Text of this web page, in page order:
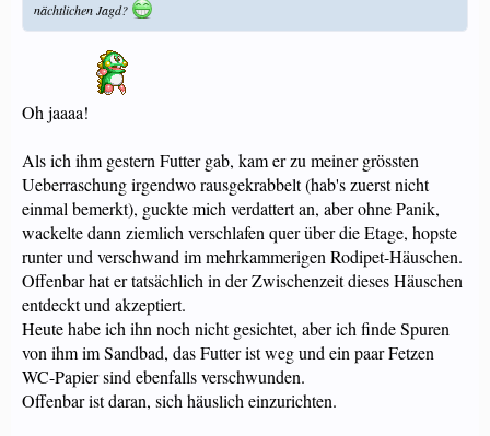
nächtlichen Jagd?
Oh jaaaa!
Als ich ihm gestern Futter gab, kam er zu meiner grössten
Ueberraschung irgendwo rausgekrabbelt (hab's zuerst nicht
einmal bemerkt), guckte mich verdattert an, aber ohne Panik,
wackelte dann ziemlich verschlafen quer über die Etage, hopste
runter und verschwand im mehrkammerigen Rodipet-Häuschen.
Offenbar hat er tatsächlich in der Zwischenzeit dieses Häuschen
entdeckt und akzeptiert.
Heute habe ich ihn noch nicht gesichtet, aber ich finde Spuren
von ihm im Sandbad, das Futter ist weg und ein paar Fetzen
WC-Papier sind ebenfalls verschwunden.
Offenbar ist daran, sich häuslich einzurichten.